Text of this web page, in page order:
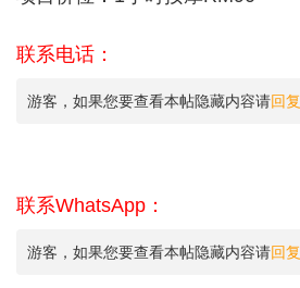
联系电话：
游客，如果您要查看本帖隐藏内容请回复
联系WhatsApp：
游客，如果您要查看本帖隐藏内容请回复